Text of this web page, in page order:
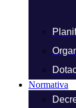
Normativa